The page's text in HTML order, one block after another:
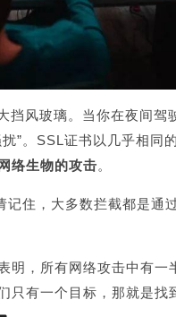
风玻璃。当你在夜间驾
”。SSL证书以几乎相同
络生物的攻击。
记住，大多数拦截都是通
明，所有网络攻击中有一
只有一个目标，那就是找